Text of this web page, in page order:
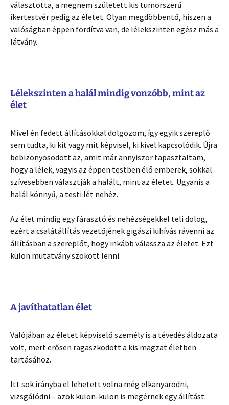
választotta, a megnem született kis tumorszerű
ikertestvér pedig az életet. Olyan megdöbbentő, hiszen a
valóságban éppen fordítva van, de lélekszinten egész más a
látvány.
Lélekszinten a halál mindig vonzóbb, mint az
élet
Mivel én fedett állításokkal dolgozom, így egyik szereplő
sem tudta, ki kit vagy mit képvisel, ki kivel kapcsolódik. Újra
bebizonyosodott az, amit már annyiszor tapasztaltam,
hogy a lélek, vagyis az éppen testben élő emberek, sokkal
szívesebben választják a halált, mint az életet. Ugyanis a
halál könnyű, a testi lét nehéz.
Az élet mindig egy fárasztó és nehézségekkel teli dolog,
ezért a csalátállítás vezetőjének gigászi kihívás rávenni az
állításban a szereplőt, hogy inkább válassza az életet. Ezt
külön mutatvány szokott lenni.
A javíthatatlan élet
Valójában az életet képviselő személy is a tévedés áldozata
volt, mert erősen ragaszkodott a kis magzat életben
tartásához.
Itt sok irányba el lehetett volna még elkanyarodni,
vizsgálódni – azok külön-külön is megérnek egy állítást.